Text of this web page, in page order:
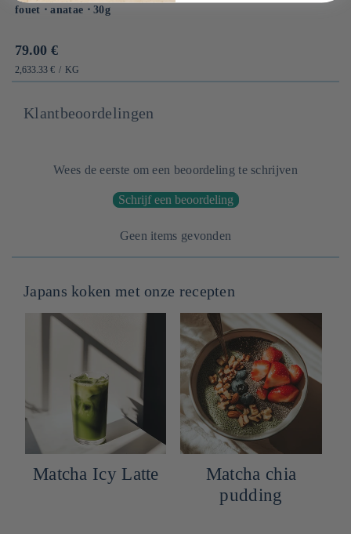
fouet ⋅ anatae ⋅ 30g
Prix
habituel
79.00 €
PRIX
UNITAIRE
2,633.33 € / PAR
KG
Klantbeoordelingen
Wees de eerste om een beoordeling te schrijven
Schrijf een beoordeling
Geen items gevonden
Japans koken met onze recepten
Matcha Icy Latte
Matcha chia
pudding